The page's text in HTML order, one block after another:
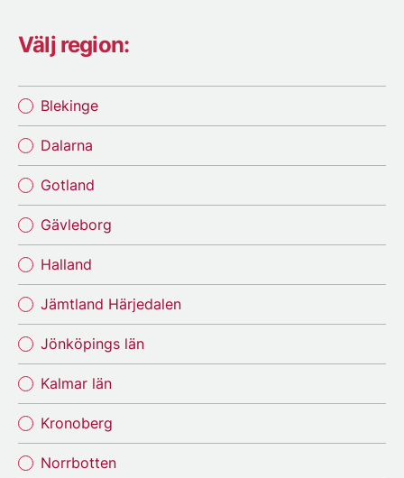
Välj region:
Blekinge
Dalarna
Gotland
Gävleborg
Halland
Jämtland Härjedalen
Jönköpings län
Kalmar län
Kronoberg
Norrbotten